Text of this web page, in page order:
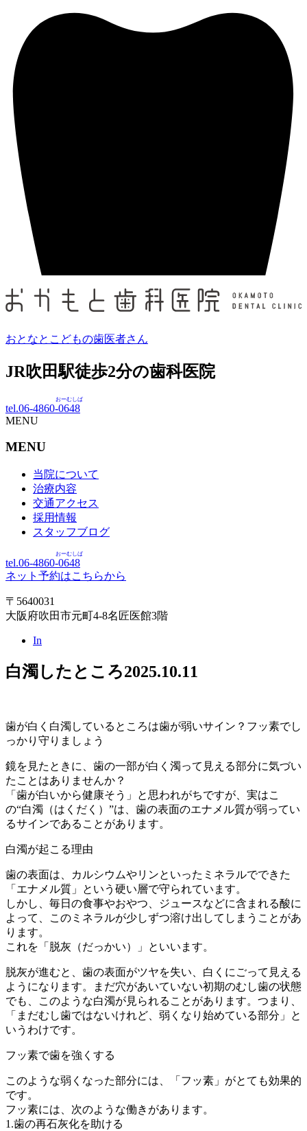
おとなとこどもの歯医者さん
JR吹田駅徒歩2分の歯科医院
tel.06-4860-0648
おーむしば
MENU
MENU
当院について
治療内容
交通アクセス
採用情報
スタッフブログ
tel.06-4860-0648
おーむしば
ネット予約はこちらから
〒5640031
大阪府吹田市元町4-8名匠医館3階
In
白濁したところ2025.10.11
歯が白く白濁しているところは歯が弱いサイン？フッ素でし
っかり守りましょう
鏡を見たときに、歯の一部が白く濁って見える部分に気づい
たことはありませんか？
「歯が白いから健康そう」と思われがちですが、実はこ
の“白濁（はくだく）”は、歯の表面のエナメル質が弱ってい
るサインであることがあります。
白濁が起こる理由
歯の表面は、カルシウムやリンといったミネラルでできた
「エナメル質」という硬い層で守られています。
しかし、毎日の食事やおやつ、ジュースなどに含まれる酸に
よって、このミネラルが少しずつ溶け出してしまうことがあ
ります。
これを「脱灰（だっかい）」といいます。
脱灰が進むと、歯の表面がツヤを失い、白くにごって見える
ようになります。まだ穴があいていない初期のむし歯の状態
でも、このような白濁が見られることがあります。つまり、
「まだむし歯ではないけれど、弱くなり始めている部分」と
いうわけです。
フッ素で歯を強くする
このような弱くなった部分には、「フッ素」がとても効果的
です。
フッ素には、次のような働きがあります。
1.歯の再石灰化を助ける